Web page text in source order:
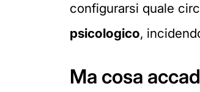
configurarsi quale
psicologico,
Ma cosa